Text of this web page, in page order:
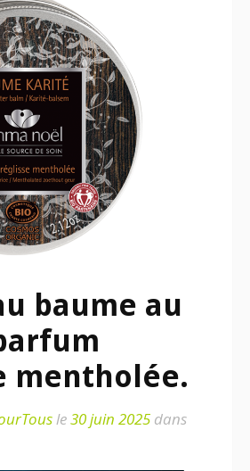
baume au
mentholée.
le30 juin 2025 dans